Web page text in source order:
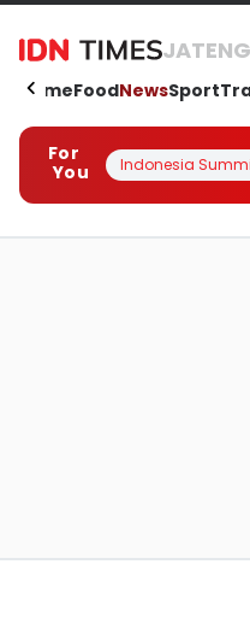
JATENG
HomeFoodNewsSport
For
You
Indonesia